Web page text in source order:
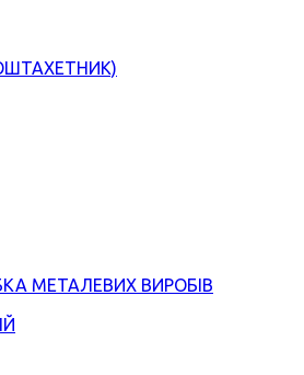
МЕТАЛЕВИХ ВИРОБІВ